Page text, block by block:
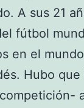
A sus 21
fútbol
en el
Hubo